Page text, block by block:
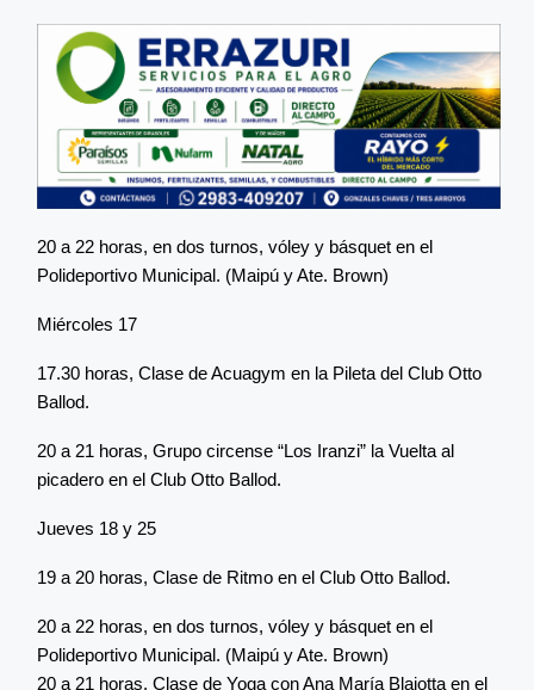
20 a 22 horas, en dos turnos, vóley y básquet en el
Polideportivo Municipal. (Maipú y Ate. Brown)
Miércoles 17
17.30 horas, Clase de Acuagym en la Pileta del Club Otto
Ballod.
20 a 21 horas, Grupo circense “Los Iranzi” la Vuelta al
picadero en el Club Otto Ballod.
Jueves 18 y 25
19 a 20 horas, Clase de Ritmo en el Club Otto Ballod.
20 a 22 horas, en dos turnos, vóley y básquet en el
Polideportivo Municipal. (Maipú y Ate. Brown)
20 a 21 horas, Clase de Yoga con Ana María Blaiotta en el